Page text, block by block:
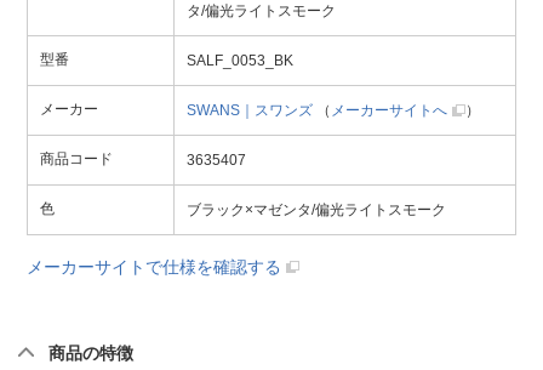
タ/偏光ライトスモーク
型番 SALF_0053_BK
メーカー SWANS｜スワンズ （ メーカーサイトへ ）
商品コード 3635407
色 ブラック×マゼンタ/偏光ライトスモーク
メーカーサイトで仕様を確認する
商品の特徴